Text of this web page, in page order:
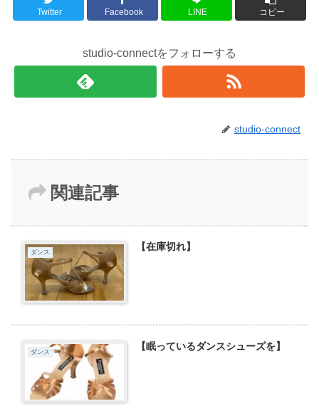
Twitter Facebook LINE コピー
studio-connectをフォローする
studio-connect
関連記事
ダンス 【在庫切れ】
ダンス 【眠っているダンスシューズを】